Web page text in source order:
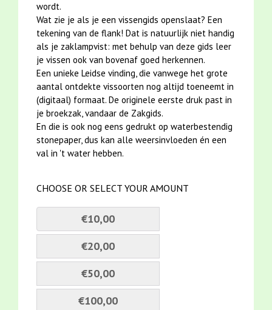
wordt.
Wat zie je als je een vissengids openslaat? Een
tekening van de flank! Dat is natuurlijk niet handig
als je zaklampvist: met behulp van deze gids leer
je vissen ook van bovenaf goed herkennen.
Een unieke Leidse vinding, die vanwege het grote
aantal ontdekte vissoorten nog altijd toeneemt in
(digitaal) formaat. De originele eerste druk past in
je broekzak, vandaar de Zakgids.
En die is ook nog eens gedrukt op waterbestendig
stonepaper, dus kan alle weersinvloeden én een
val in 't water hebben.
CHOOSE OR SELECT YOUR AMOUNT
€10,00
€20,00
€50,00
€100,00